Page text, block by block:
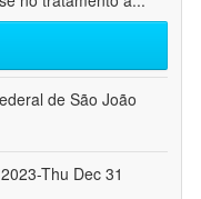
de São João
Thu Dec 31